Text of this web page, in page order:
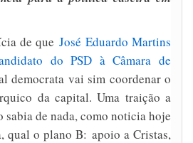
de queJosé Eduardo Martins
do PSD à Câmara de
democrata vai sim coordenar o
da capital. Uma traição a
sabia de nada, como noticia hoje
qual o plano B: apoio a Cristas,